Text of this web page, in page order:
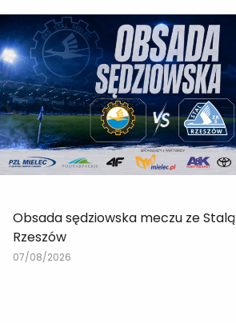
Obsada sędziowska meczu ze Stalą
Rzeszów
07/08/2026